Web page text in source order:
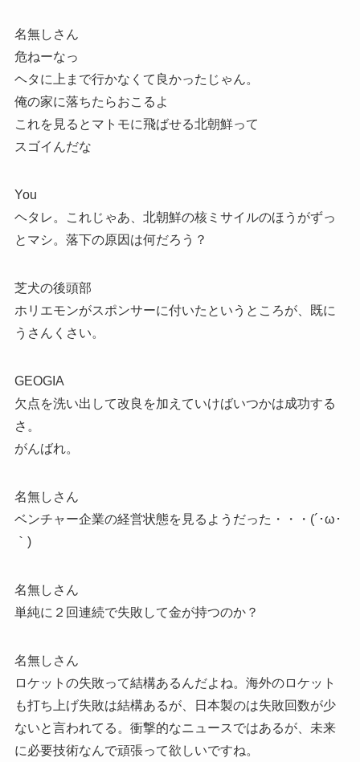
名無しさん
危ねーなっ
ヘタに上まで行かなくて良かったじゃん。
俺の家に落ちたらおこるよ
これを見るとマトモに飛ばせる北朝鮮って
スゴイんだな
You
ヘタレ。これじゃあ、北朝鮮の核ミサイルのほうがずっ
とマシ。落下の原因は何だろう？
芝犬の後頭部
ホリエモンがスポンサーに付いたというところが、既に
うさんくさい。
GEOGIA
欠点を洗い出して改良を加えていけばいつかは成功する
さ。
がんばれ。
名無しさん
ベンチャー企業の経営状態を見るようだった・・・(´･ω･
｀)
名無しさん
単純に２回連続で失敗して金が持つのか？
名無しさん
ロケットの失敗って結構あるんだよね。海外のロケット
も打ち上げ失敗は結構あるが、日本製のは失敗回数が少
ないと言われてる。衝撃的なニュースではあるが、未来
に必要技術なんで頑張って欲しいですね。